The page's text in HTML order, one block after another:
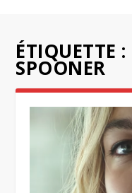
ÉTIQUETTE :
SPOONER